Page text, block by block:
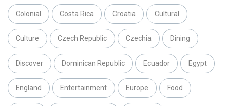
Colonial Costa Rica Croatia Cultural
Culture Czech Republic Czechia Dining
Discover Dominican Republic Ecuador Egypt
England Entertainment Europe Food